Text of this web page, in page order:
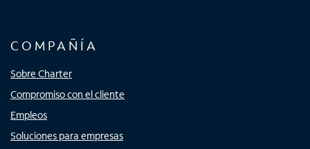
COMPAÑÍA
Sobre Charter
Compromiso con el cliente
Empleos
Soluciones para empresas